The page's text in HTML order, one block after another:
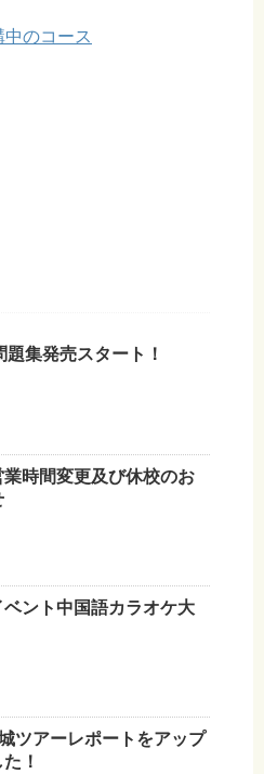
中のコース
題集発売スタート！
業時間変更及び休校のお
ベント中国語カラオケ大
ツアーレポートをアップ
！